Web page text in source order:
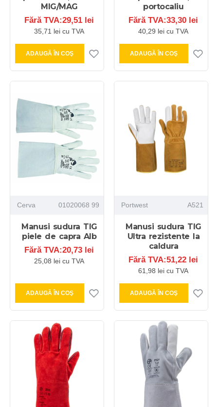
MIG/MAG
Fără TVA:29,51 lei
35,71 lei cu TVA
ADAUGĂ ÎN COŞ
portocaliu
Fără TVA:33,30 lei
40,29 lei cu TVA
ADAUGĂ ÎN COŞ
Cerva 01020068 99
Manusi sudura TIG
piele de capra Alb
Fără TVA:20,73 lei
25,08 lei cu TVA
ADAUGĂ ÎN COŞ
Portwest A521
Manusi sudura TIG
Ultra rezistente la
caldura
Fără TVA:51,22 lei
61,98 lei cu TVA
ADAUGĂ ÎN COŞ